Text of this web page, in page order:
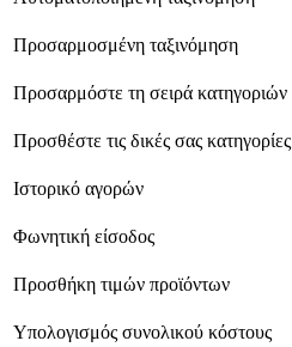
Προσαρμοσμένη ταξινόμηση
Προσαρμόστε τη σειρά κατηγοριών
Προσθέστε τις δικές σας κατηγορίες
Ιστορικό αγορών
Φωνητική είσοδος
Προσθήκη τιμών προϊόντων
Υπολογισμός συνολικού κόστους